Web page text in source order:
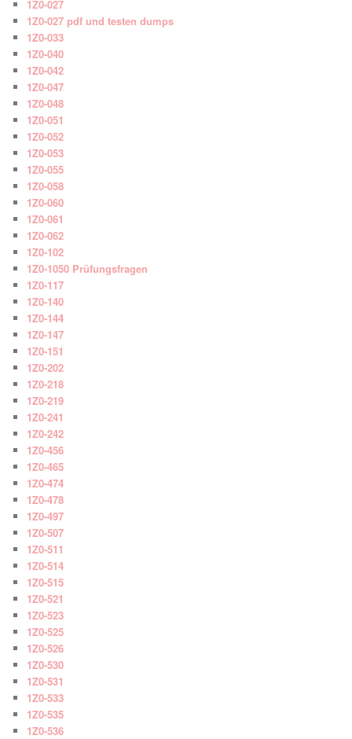
1Z0-027
1Z0-027 pdf und testen dumps
1Z0-033
1Z0-040
1Z0-042
1Z0-047
1Z0-048
1Z0-051
1Z0-052
1Z0-053
1Z0-055
1Z0-058
1Z0-060
1Z0-061
1Z0-062
1Z0-102
1Z0-1050 Prüfungsfragen
1Z0-117
1Z0-140
1Z0-144
1Z0-147
1Z0-151
1Z0-202
1Z0-218
1Z0-219
1Z0-241
1Z0-242
1Z0-456
1Z0-465
1Z0-474
1Z0-478
1Z0-497
1Z0-507
1Z0-511
1Z0-514
1Z0-515
1Z0-521
1Z0-523
1Z0-525
1Z0-526
1Z0-530
1Z0-531
1Z0-533
1Z0-535
1Z0-536